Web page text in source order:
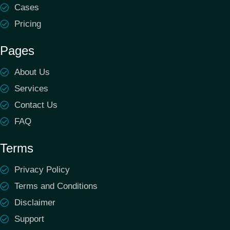
Cases
Pricing
Pages
About Us
Services
Contact Us
FAQ
Terms
Privacy Policy
Terms and Conditions
Disclaimer
Support